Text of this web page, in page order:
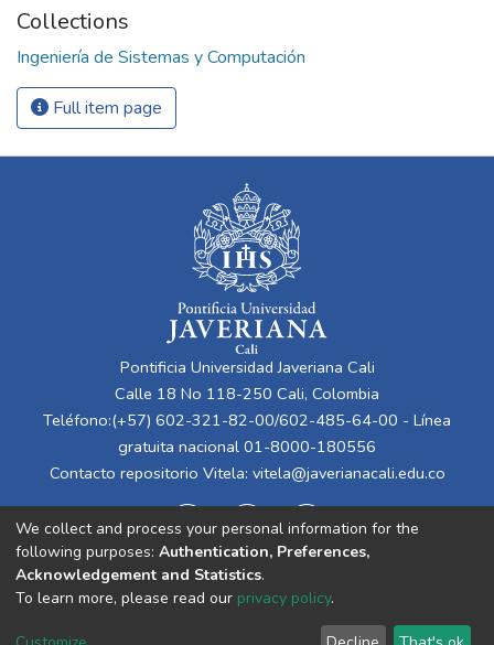
Collections
Ingeniería de Sistemas y Computación
Full item page
Pontificia Universidad Javeriana Cali
Calle 18 No 118-250 Cali, Colombia
Teléfono:(+57) 602-321-82-00/602-485-64-00 - Línea
gratuita nacional 01-8000-180556
Contacto repositorio Vitela: vitela@javerianacali.edu.co
Cookie End User Send
We collect and process your personal information for the
following purposes: Authentication, Preferences,
Acknowledgement and Statistics.
To learn more, please read our privacy policy.